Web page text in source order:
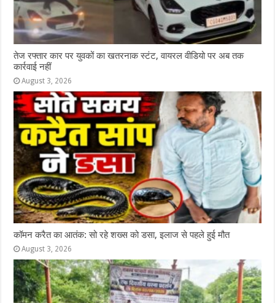
तेज रफ्तार कार पर युवकों का खतरनाक स्टंट, वायरल वीडियो पर अब तक
कार्रवाई नहीं
August 3, 2026
कॉमन करैत का आतंक: सो रहे शख्स को डसा, इलाज से पहले हुई मौत
August 3, 2026